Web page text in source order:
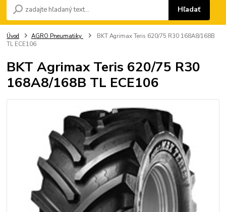
Hľadať
Úvod AGRO Pneumatiky
BKT Agrimax Teris 620/75 R30 168A8/168B
TL ECE106
BKT Agrimax Teris 620/75 R30
168A8/168B TL ECE106